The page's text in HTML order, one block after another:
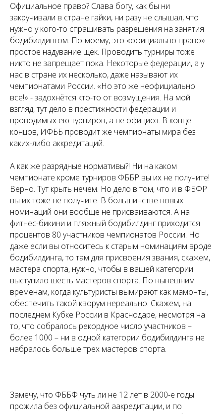
Официальное право? Слава богу, как бы ни
закручивали в стране гайки, ни разу не слышал, что
нужно у кого-то спрашивать разрешения на занятия
бодибилдингом. По-моему, это «официально право» -
простое надувание щёк. Проводить турниры тоже
никто не запрещает пока. Некоторые федерации, а у
нас в стране их несколько, даже называют их
чемпионатами России. «Но это же неофициально
все!» - задохнётся кто-то от возмущения. На мой
взгляд, тут дело в престижности федерации и
проводимых ею турниров, а не официоз. В конце
концов, ИФББ проводит же чемпионаты мира без
каких-либо аккредитаций.
А как же разрядные нормативы?! Ни на каком
чемпионате кроме турниров ФББР вы их не получите!
Верно. Тут крыть нечем. Но дело в том, что и в ФБФР
вы их тоже не получите. В большинстве новых
номинаций они вообще не присваиваются. А на
фитнес-бикини и пляжный бодибилдинг приходится
процентов 80 участников чемпионатов России. Но
даже если вы относитесь к старым номинациям вроде
бодибилдинга, то там для присвоения звания, скажем,
мастера спорта, нужно, чтобы в вашей категории
выступило шесть мастеров спорта. По нынешним
временам, когда культуристы вымирают как мамонты,
обеспечить такой кворум нереально. Скажем, на
последнем Кубке России в Краснодаре, несмотря на
то, что собралось рекордное число участников –
более 1000 – ни в одной категории бодибилдинга не
набралось больше трех мастеров спорта.
Замечу, что ФББФ чуть ли не 12 лет в 2000-е годы
прожила без официальной аакредитации, и по